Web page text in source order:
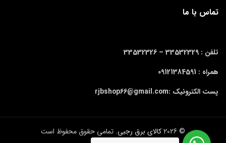
تماس با ما
تلفن : 33532329 –
همراه : 09121384591
پست الکترونیک :rjbshop66@gmail.com
© 2026 کالای برق رجبی. تمامی حقوق محفوظ است